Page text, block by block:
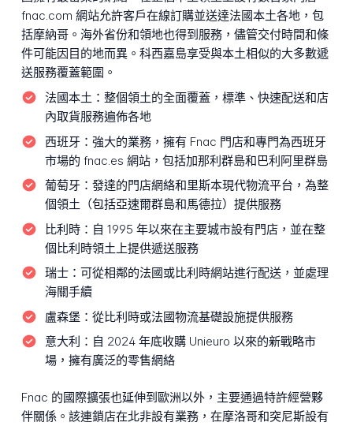
fnac.com 網站允許客戶在線訂購並送達法國本土各地，包
括摩納哥。海外省份和領地也得到服務，儘管交付時間和條
件可能因目的地而異。科西嘉島享受與本土相似的大多數遞
送服務覆蓋範圍。
法國本土： 整個領土的全面覆蓋，標準、快速配送和店
內取貨服務遍佈各地
西班牙： 強大的業務，擁有 Fnac 門店和專門為西班牙
市場的 fnac.es 網站，包括加那利群島和巴利阿里群島
葡萄牙： 發達的門店網絡和里斯本現代物流平台，為整
個領土（包括亞速爾群島和馬德拉）提供服務
比利時： 自 1995 年以來在主要城市設有門店，並在整
個比利時領土上提供遞送服務
瑞士： 可從相鄰的法國或比利時網站進行配送，並處理
海關手續
盧森堡： 從比利時或法國物流基礎設施提供服務
意大利： 自 2024 年底收購 Unieuro 以來的新戰略市
場，擁有廣泛的零售網絡
Fnac 的國際擴張也延伸到歐洲以外，主要通過特許經營夥
伴關係。該連鎖店在北非設有業務，在摩洛哥和突尼斯設有